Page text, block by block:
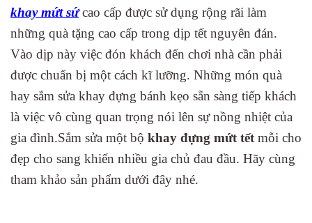
khay mứt sứcao cấp được sử dụng rộng rãi làm
những quà tặng cao cấp trong dịp tết nguyên đán.
Vào dịp này việc đón khách đến chơi nhà cần phải
được chuẩn bị một cách kĩ lưỡng. Những món quà
hay sắm sửa khay đựng bánh kẹo sẵn sàng tiếp khách
là việc vô cùng quan trọng nói lên sự nồng nhiệt của
gia đình.Sắm sửa một bộ khay đựng mứt tết mỗi cho
đẹp cho sang khiến nhiều gia chủ đau đầu. Hãy cùng
tham khảo sản phẩm dưới đây nhé.